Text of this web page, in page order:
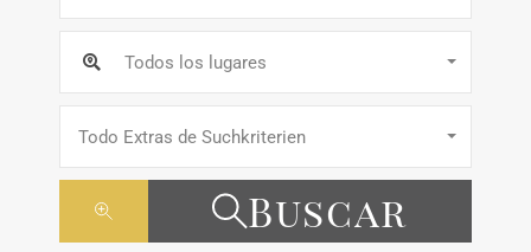
Todos los lugares
Todo Extras de Suchkriterien
Buscar